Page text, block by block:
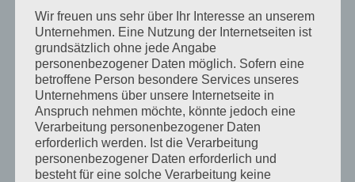
Vortagsreihe
Vorträge
Archiv
Juni 2026
März 2026
Januar 2026
Wir freuen uns sehr über Ihr Interesse an unserem
Unternehmen. Eine Nutzung der Internetseiten ist
grundsätzlich ohne jede Angabe
personenbezogener Daten möglich. Sofern eine
betroffene Person besondere Services unseres
Unternehmens über unsere Internetseite in
Anspruch nehmen möchte, könnte jedoch eine
Verarbeitung personenbezogener Daten
erforderlich werden. Ist die Verarbeitung
personenbezogener Daten erforderlich und
besteht für eine solche Verarbeitung keine